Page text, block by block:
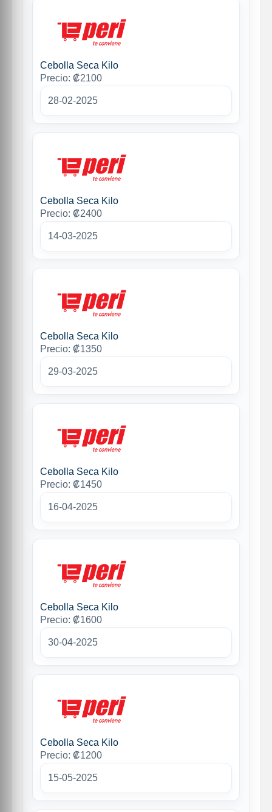
Cebolla Seca Kilo
Precio: ₡2100
28-02-2025
Cebolla Seca Kilo
Precio: ₡2400
14-03-2025
Cebolla Seca Kilo
Precio: ₡1350
29-03-2025
Cebolla Seca Kilo
Precio: ₡1450
16-04-2025
Cebolla Seca Kilo
Precio: ₡1600
30-04-2025
Cebolla Seca Kilo
Precio: ₡1200
15-05-2025